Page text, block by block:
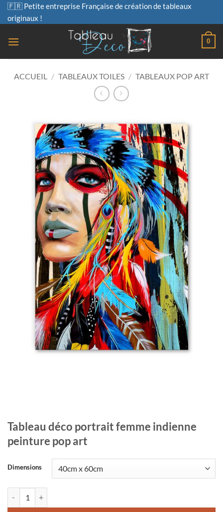
Passer
au
🇫🇷 Petite entreprise Française de création de tableaux
originaux !
0
ACCUEIL / TABLEAUX TOILES / TABLEAUX POP ART
Tableau déco portrait femme indienne
peinture pop art
Dimensions